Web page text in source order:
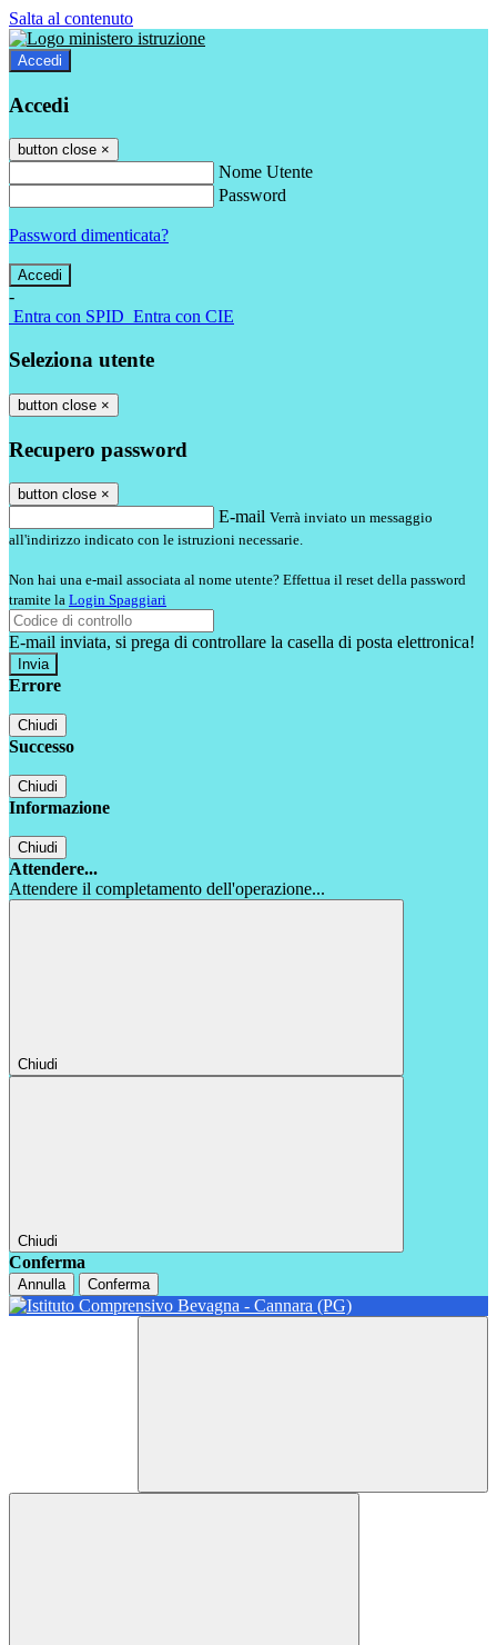
Salta al contenuto
Accedi
Accedi
button close ×
Nome Utente
Password
Password dimenticata?
-
Entra con SPID Entra con CIE
Seleziona utente
button close ×
Recupero password
button close ×
E-mail Verrà inviato un messaggio
all'indirizzo indicato con le istruzioni necessarie.
Non hai una e-mail associata al nome utente? Effettua il reset della password
tramite la Login Spaggiari
E-mail inviata, si prega di controllare la casella di posta elettronica!
Errore
Chiudi
Successo
Chiudi
Informazione
Chiudi
Attendere...
Attendere il completamento dell'operazione...
Chiudi
Chiudi
Conferma
Annulla Conferma